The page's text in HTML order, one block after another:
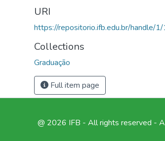
URI
https://repositorio.ifb.edu.br/handle/
Collections
Graduação
Full item page
@ 2026 IFB - All rights reserved -